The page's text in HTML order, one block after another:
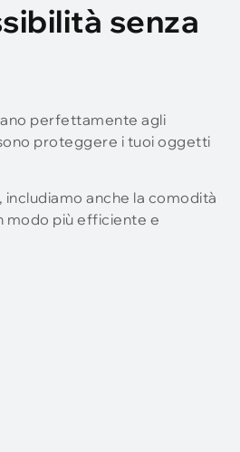
senza
perfettamente agli
proteggere i tuoi oggetti
anche la comodità
modo più efficiente e